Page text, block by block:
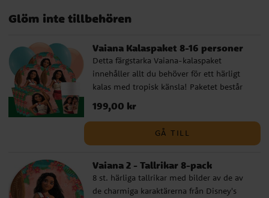
Glöm inte tillbehören
Vaiana Kalaspaket 8-16 personer
Detta färgstarka Vaiana-kalaspaket
innehåller allt du behöver för ett härligt
kalas med tropisk känsla! Paketet består
av tallrikar (23 cm), pappmuggar (200 ml)
och servetter (33 x 33 cm) för 8 eller 16
personer. Dessutom ingår 10 turkosa och
10 persikofärgade ballonger som skapar en
mörkgrön plastduk (137 x 274 cm) som ger
en fin kontrast till dukningen. Med ett
färdigt kalaspaket går det snabbt och
Pris:199,00 kr
199,00 kr
GÅ TILL
Vaiana 2 - Tallrikar 8-pack
8 st. härliga tallrikar med bilder av de av
de charmiga karaktärerna från Disney's